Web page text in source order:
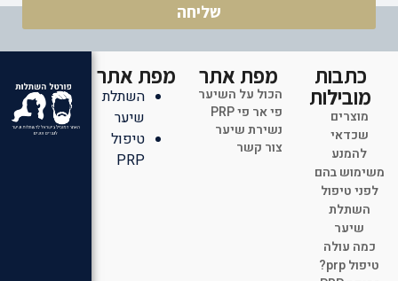
שליחה
כתבות
מובילות
מוצרים
שכדאי
להמנע
משימוש בהם
לפני טיפול
השתלת
שיער
כמה עולה
טיפול prp?
מפת אתר
הכול על השיער
פי אר פי PRP
נשירת שיער
צור קשר
מפת אתר
השתלת
שיער
טיפול
PRP